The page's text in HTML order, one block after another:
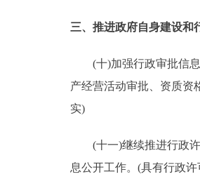
三、推进政府自身建设和
(十)加强行政审批信息
产经营活动审批、资质资
实)
(十一)继续推进行政许
息公开工作。(具有行政